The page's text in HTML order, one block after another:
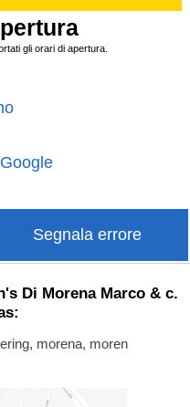
gli orari di apertura.
Segnala errore
Di Morena Marco & c.
morena, moren